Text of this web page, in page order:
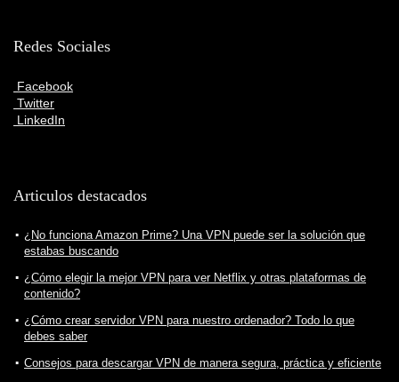
Redes Sociales
Facebook
Twitter
LinkedIn
Articulos destacados
¿No funciona Amazon Prime? Una VPN puede ser la solución que
estabas buscando
¿Cómo elegir la mejor VPN para ver Netflix y otras plataformas de
contenido?
¿Cómo crear servidor VPN para nuestro ordenador? Todo lo que
debes saber
Consejos para descargar VPN de manera segura, práctica y eficiente